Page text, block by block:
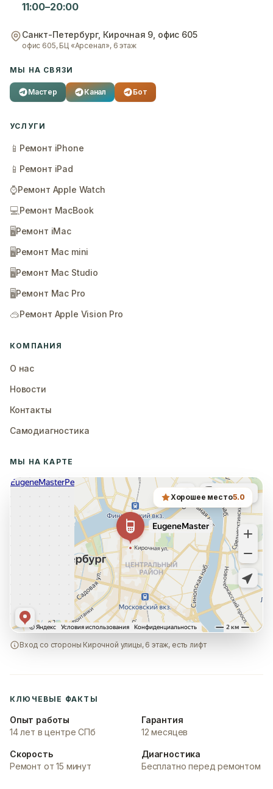
11:00–20:00
Санкт-Петербург, Кирочная 9, офис 605
офис 605, БЦ «Арсенал», 6 этаж
МЫ НА СВЯЗИ
Мастер Канал Бот
УСЛУГИ
📱 Ремонт iPhone
📱 Ремонт iPad
⌚Ремонт Apple Watch
💻Ремонт MacBook
🖥️Ремонт iMac
🖥️Ремонт Mac mini
🖥️Ремонт Mac Studio
🖥️Ремонт Mac Pro
🥽Ремонт Apple Vision Pro
КОМПАНИЯ
О нас
Новости
Контакты
Самодиагностика
МЫ НА КАРТЕ
Хорошее место5.0
Вход со стороны Кирочной улицы, 6 этаж, есть лифт
КЛЮЧЕВЫЕ ФАКТЫ
Опыт работы
14 лет в центре СПб
Гарантия
12 месяцев
Скорость
Ремонт от 15 минут
Диагностика
Бесплатно перед ремонтом